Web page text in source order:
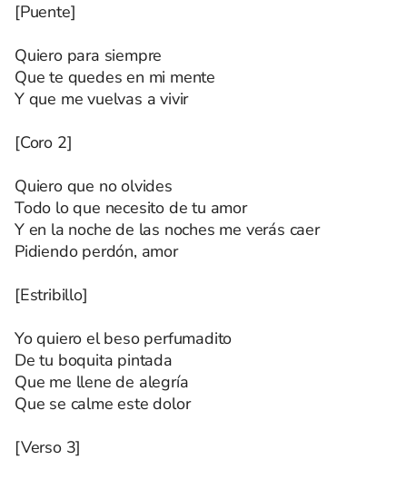
[Puente]
Quiero para siempre
Que te quedes en mi mente
Y que me vuelvas a vivir
[Coro 2]
Quiero que no olvides
Todo lo que necesito de tu amor
Y en la noche de las noches me verás caer
Pidiendo perdón, amor
[Estribillo]
Yo quiero el beso perfumadito
De tu boquita pintada
Que me llene de alegría
Que se calme este dolor
[Verso 3]